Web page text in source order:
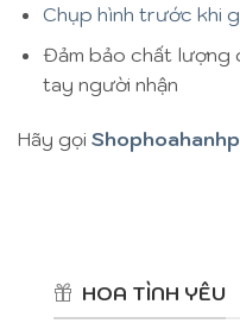
Chụp hình trước khi
Đảm bảo chất lượng
tay người nhận
Hãy gọi
HOA TÌNH YÊU